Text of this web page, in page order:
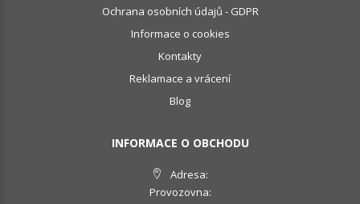
Ochrana osobních údajů - GDPR
Informace o cookies
Kontakty
Reklamace a vrácení
Blog
INFORMACE O OBCHODU
Adresa:
Provozovna: